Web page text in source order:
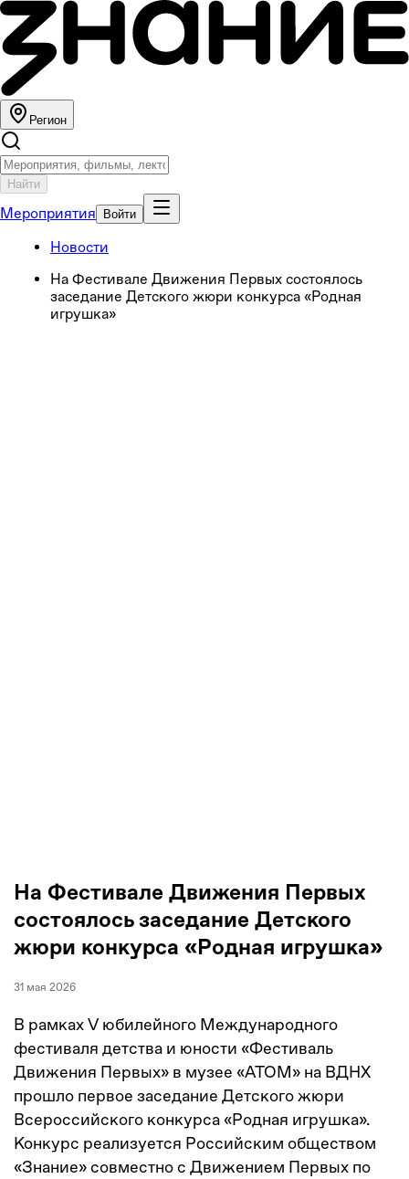
Регион
Найти
Мероприятия Войти
Новости
На Фестивале Движения Первых состоялось
заседание Детского жюри конкурса «Родная
игрушка»
На Фестивале Движения Первых
состоялось заседание Детского
жюри конкурса «Родная игрушка»
31 мая 2026
В рамках V юбилейного Международного
фестиваля детства и юности «Фестиваль
Движения Первых» в музее «АТОМ» на ВДНХ
прошло первое заседание Детского жюри
Всероссийского конкурса «Родная игрушка».
Конкурс реализуется Российским обществом
«Знание» совместно с Движением Первых по